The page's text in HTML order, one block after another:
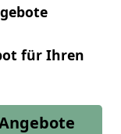
für Ihren